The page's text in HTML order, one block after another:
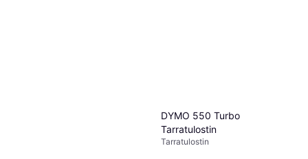
DYMO 550 Turbo
Tarratulostin
Tarra­tulostin